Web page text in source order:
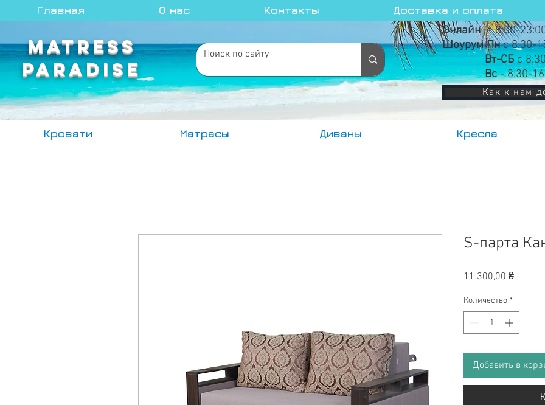
Главная О нас Контакты Доставка и оплата
MATRESS
PARADISE
Онлайнс 8:00-
Шоурум Пнс 8:30-
Вт-СБс
Вс- 8:30-
Как к нам
Кровати Матрасы Диваны Кресла
S-парта
11 300,00 ₴Цена
Количество *
Добавить в